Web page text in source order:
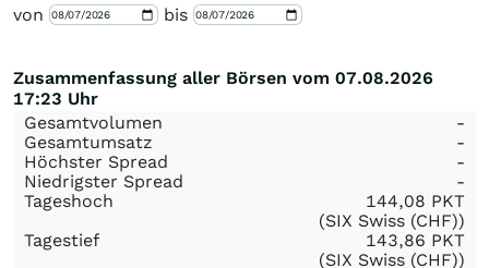
von
bis
Zusammenfassung aller Börsen vom 07.08.2026
17:23 Uhr
Gesamtvolumen
-
Gesamtumsatz
-
Höchster Spread
-
Niedrigster Spread
-
Tageshoch
144,08 PKT
(SIX Swiss (CHF))
Tagestief
143,86 PKT
(SIX Swiss (CHF))